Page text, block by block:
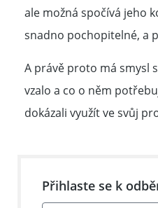
ale možná spočívá jeho
snadno pochopitelné, a
A právě proto má smysl
vzalo a co o něm
dokázali využít ve svůj
Přihlaste se k